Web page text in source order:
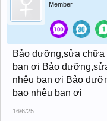
Member
Bảo dưỡng,sửa chữa
bạn ơi Bảo
nhêu bạn ơi Bảo
bao nhêu bạn ơi
16/6/25